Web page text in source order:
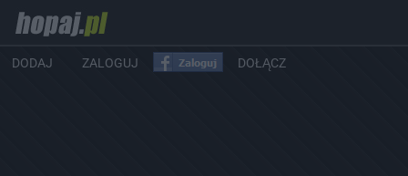
DODAJ ZALOGUJ DOŁĄCZ